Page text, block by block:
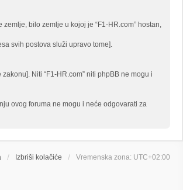
bilo zemlje u kojoj je “F1-HR.com” hostan,
svih postova služi upravo tome].
Niti “F1-HR.com” niti phpBB ne mogu i
ovog foruma ne mogu i neće odgovarati za
Izbriši kolačiće Vremenska zona: UTC+02:00